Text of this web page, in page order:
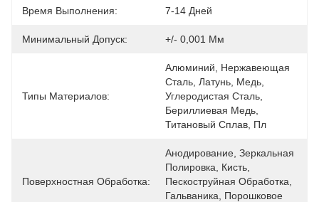
Время Выполнения: 7-14 Дней
Минимальный Допуск: +/- 0,001 Мм
Типы Материалов:
Алюминий, Нержавеющая
Сталь, Латунь, Медь,
Углеродистая Сталь,
Бериллиевая Медь,
Титановый Сплав, Пл
Поверхностная Обработка:
Анодирование, Зеркальная
Полировка, Кисть,
Пескоструйная Обработка,
Гальваника, Порошковое